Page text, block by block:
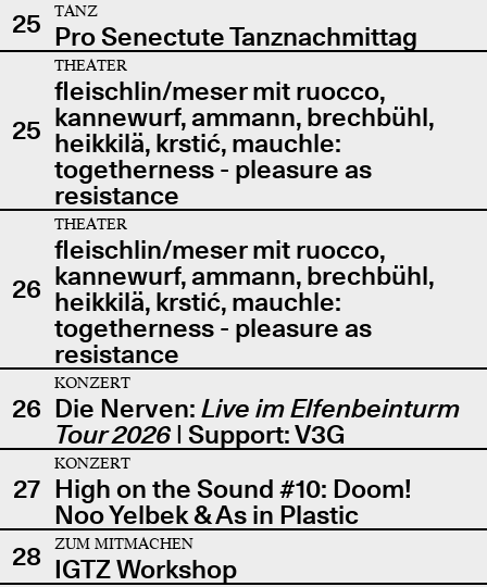
25
TANZ
Pro Senectute Tanznachmittag
25
THEATER
fleischlin/meser mit ruocco,
kannewurf, ammann, brechbühl,
heikkilä, krstić, mauchle:
togetherness - pleasure as
resistance
26
THEATER
fleischlin/meser mit ruocco,
kannewurf, ammann, brechbühl,
heikkilä, krstić, mauchle:
togetherness - pleasure as
resistance
26
KONZERT
Die Nerven: Live im Elfenbeinturm
Tour 2026| Support: V3G
27
KONZERT
High on the Sound #10: Doom!
Noo Yelbek & As in Plastic
28
ZUM MITMACHEN
IGTZ Workshop